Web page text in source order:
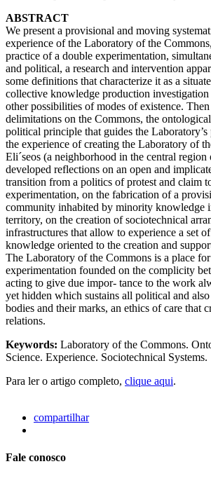
ABSTRACT
We present a provisional and moving
experience of the Laboratory of the
practice of a double experimentation,
and political, a research and intervention
some definitions that characterize it as a
collective knowledge production investigation
other possibilities of modes of existence.
delimitations on the Commons, the
political principle that guides the Laboratory’s
the experience of creating the Laboratory of
Eli´seos (a neighborhood in the central
developed reflections on an open and
transition from a politics of protest and claim
experimentation, on the fabrication of a
community inhabited by minority knowledge
territory, on the creation of sociotechnical
infrastructures that allow to experience a set
knowledge oriented to the creation and
The Laboratory of the Commons is a place
experimentation founded on the complicity
acting to give due impor- tance to the work
yet hidden which sustains all political and
bodies and their marks, an ethics of care that
relations.
Keywords: Laboratory of the Commons.
Science. Experience. Sociotechnical Systems.
Para ler o artigo completo, clique aqui.
compartilhar
Fale conosco